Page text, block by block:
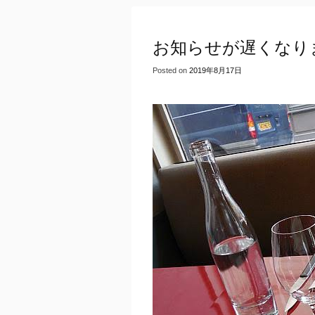
お知らせが遅くな
Posted on 2019年8月17日